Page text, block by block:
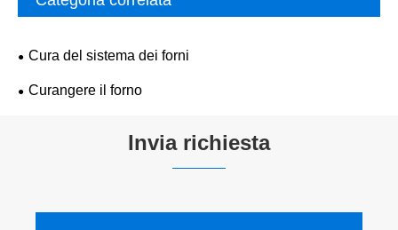
Cura del sistema dei forni
Curangere il forno
Invia richiesta